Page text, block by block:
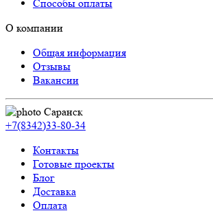
Способы оплаты
О компании
Общая информация
Отзывы
Вакансии
Саранск
+7(8342)33-80-34
Контакты
Готовые проекты
Блог
Доставка
Оплата